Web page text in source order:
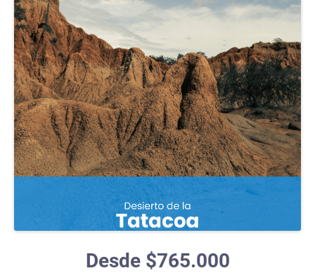
Desde $765.000